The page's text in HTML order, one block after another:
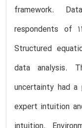
framework.
respondents of
Structured
data analysis.
uncertainty had
expert intuition